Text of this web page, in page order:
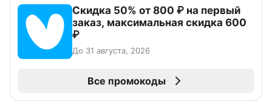
Скидка 50% от 800 ₽ на первый
заказ, максимальная скидка 600
₽
До 31 августа, 2026
Все промокоды